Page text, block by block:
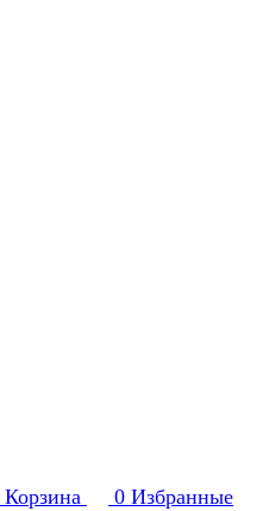
Корзина 0 Избранные